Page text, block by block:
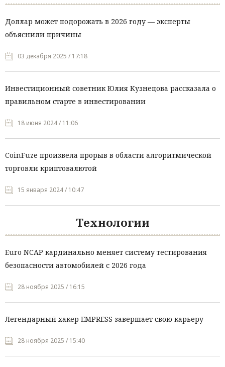
Доллар может подорожать в 2026 году — эксперты
объяснили причины
03 декабря 2025 / 17:18
Инвестиционный советник Юлия Кузнецова рассказала о
правильном старте в инвестировании
18 июня 2024 / 11:06
CoinFuze произвела прорыв в области алгоритмической
торговли криптовалютой
15 января 2024 / 10:47
Технологии
Euro NCAP кардинально меняет систему тестирования
безопасности автомобилей с 2026 года
28 ноября 2025 / 16:15
Легендарный хакер EMPRESS завершает свою карьеру
28 ноября 2025 / 15:40